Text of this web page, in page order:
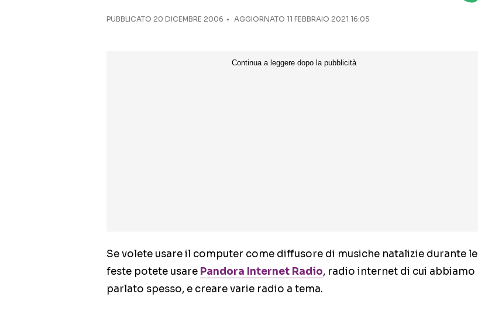
PUBBLICATO 20 DICEMBRE 2006 AGGIORNATO 11 FEBBRAIO 2021 16:05
Se volete usare il computer come diffusore di musiche natalizie durante le
feste potete usare Pandora Internet Radio, radio internet di cui abbiamo
parlato spesso, e creare varie radio a tema.